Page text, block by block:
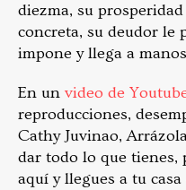
diezma, su
concreta, su deudor le
impone y llega a
En un video de
reproducciones,
Cathy Juvinao,
dar todo lo que tienes,
aquí y llegues a tu